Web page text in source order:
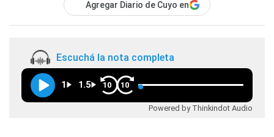
Agregar Diario de Cuyo en
Escuchá la nota completa
1 1.5 10 10
Powered by Thinkindot Audio